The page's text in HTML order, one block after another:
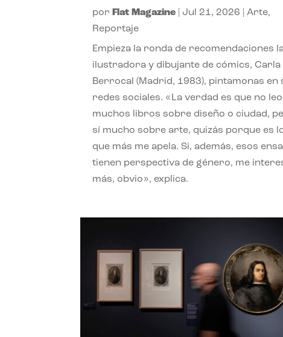
por Flat Magazine Jul 21, 2026 |Arte,
Reportaje
Empieza la ronda de recomendaciones
ilustradora y dibujante de cómics, Carla
Berrocal (Madrid, 1983), pintamonas en
redes sociales. «La verdad es que no leo
muchos libros sobre diseño o ciudad,
sí mucho sobre arte, quizás porque es
que más me apela. Si, además, esos
tienen perspectiva de género, me
más, obvio», explica.